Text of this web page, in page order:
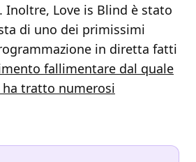
Inoltre, Love is Blind è stato
di uno dei primissimi
in diretta fatti
fallimentare dal quale
tratto numerosi